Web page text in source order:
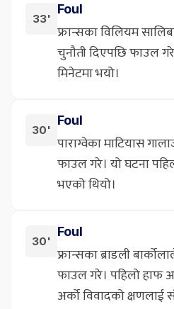
33'
Foul
फ्रान्सका विलियम
चुनौती दिएपछि फाउल
मिनेटमा भयो।
30'
Foul
पाराग्वेका माटियास
फाउल गरे। यो घटना
भएको थियो।
30'
Foul
फ्रान्सका ब्राडली
फाउल गरे। पहिलो हाफ
अर्को विवादको क्षणलाई